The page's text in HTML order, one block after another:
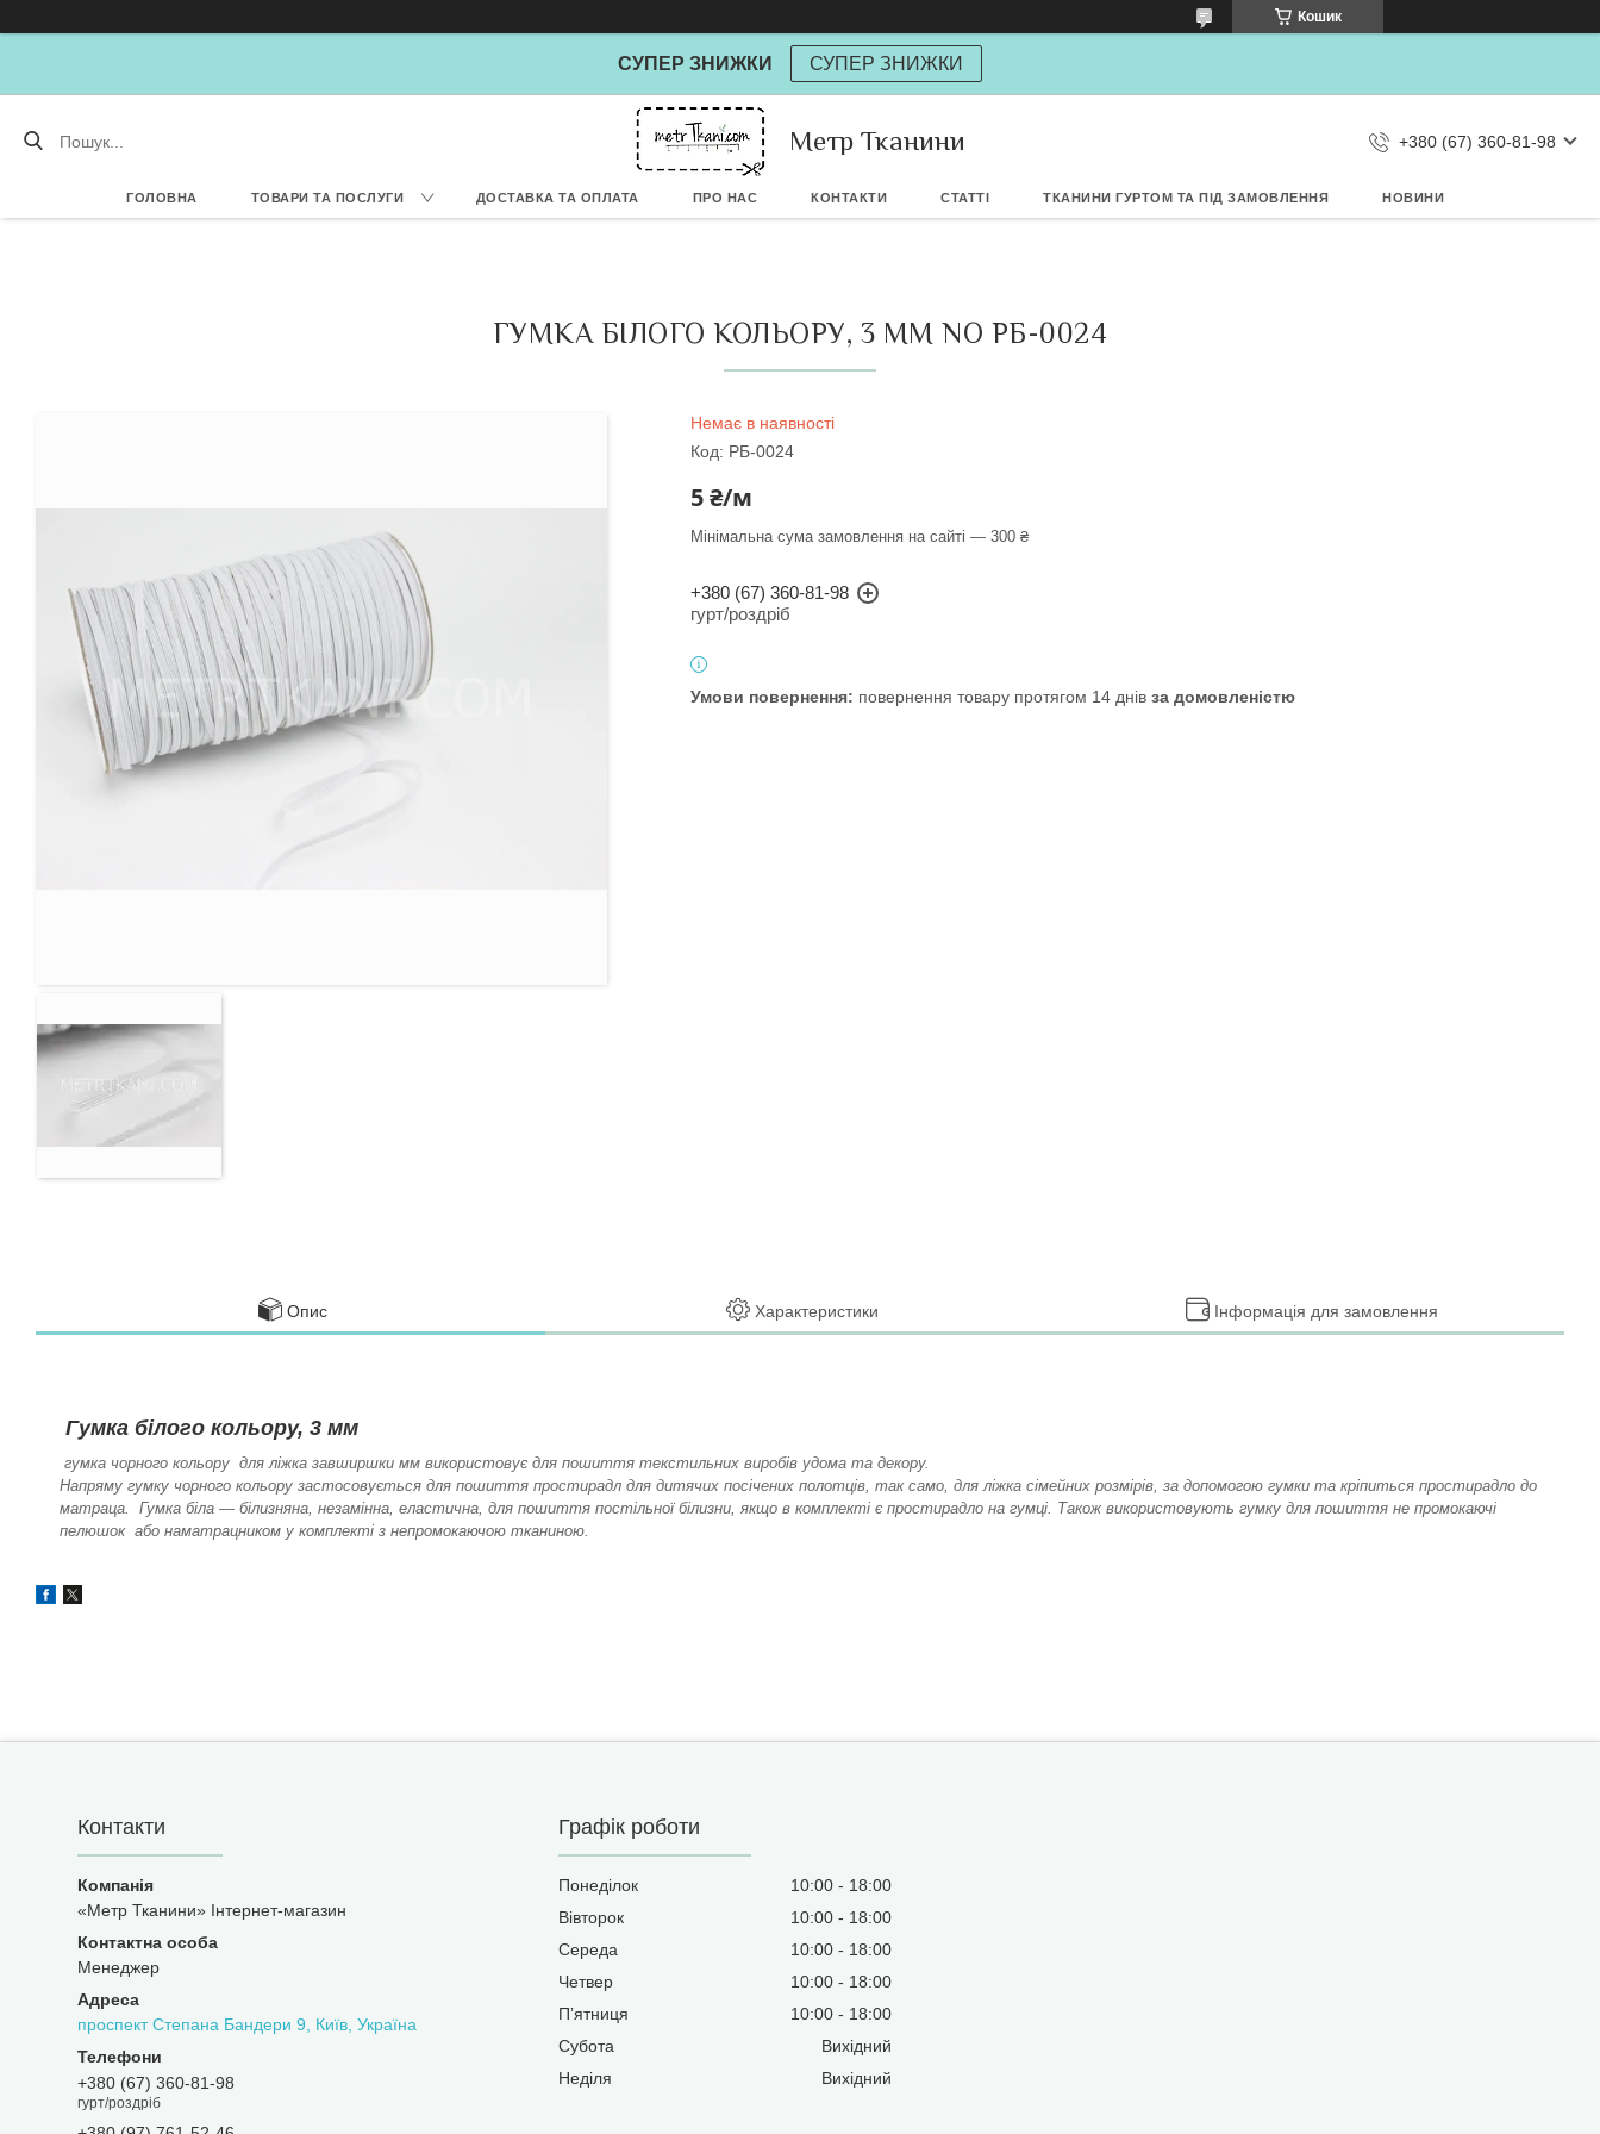
Дозвольте сайту metrtkani.com
Дозволити
Кошик
СУПЕР ЗНИЖКИ СУПЕР ЗНИЖКИ
Метр Тканини +380 (67) 360-81-98
ГОЛОВНА ТОВАРИ ТА ПОСЛУГИ ДОСТАВКА ТА ОПЛАТА ПРО НАС КОНТАКТИ СТАТТІ ТКАНИНИ ГУРТОМ ТА ПІД ЗАМОВЛЕННЯ НОВИНИ
ГУМКА БІЛОГО КОЛЬОРУ, 3 ММ NO РБ-0024
Немає в наявності
Код: РБ-0024
5 ₴/м
Мінімальна сума замовлення на сайті — 300 ₴
+380 (67) 360-81-98
гурт/роздріб
повернення товару протягом 14 днів за домовленістю
Опис Характеристики Інформація для замовлення
Гумка білого кольору, 3 мм
гумка чорного кольору для ліжка завширшки мм використовує для пошиття текстильних виробів удома та декору.
Напряму гумку чорного кольору застосовується для пошиття простирадл для дитячих посічених полотців, так само, для ліжка сімейних розмірів, за допомогою гумки та кріпиться простирадло до
матраца. Гумка біла — білизняна, незамінна, еластична, для пошиття постільної білизни, якщо в комплекті є простирадло на гумці. Також використовують гумку для пошиття не промокаючі
пелюшок або наматрацником у комплекті з непромокаючою тканиною.
Контакти
«Метр Тканини» Інтернет-магазин
Менеджер
проспект Степана Бандери 9, Київ, Україна
+380 (67) 360-81-98
гурт/роздріб
Графік роботи
Понеділок 10:00
18:00
Вівторок
10:00
18:00
Середа
10:00
18:00
Четвер
10:00
18:00
Пʼятниця
10:00
18:00
Субота
Вихідний
Неділя
Вихідний